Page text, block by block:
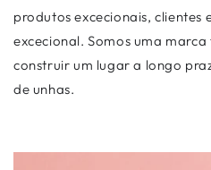
produtos excecionais, clientes
excecional. Somos uma
construir um lugar a longo
de unhas.